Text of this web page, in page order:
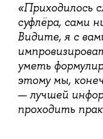
«Приходилось
суфлёра, сами
Видите, я с
уметь
этому мы,
— лучшей
проходить